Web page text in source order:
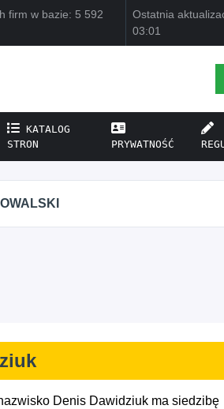
firm w bazie: 5 592
Ostatnia
03:01
KATALOG
STRON
PRYWATNOŚĆ
Denis Dawidziuk ma siedzibę